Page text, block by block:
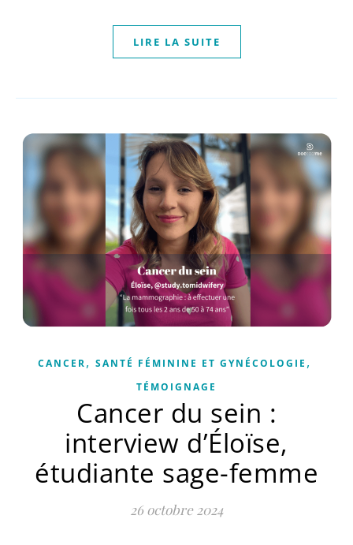
LIRE LA SUITE
CANCER, SANTÉ FÉMININE ET GYNÉCOLOGIE ,
TÉMOIGNAGE
Cancer du sein :
interview d’Éloïse,
étudiante sage-femme
26 octobre 2024